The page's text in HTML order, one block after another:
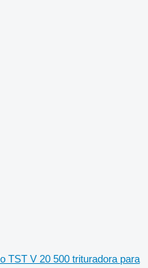
TST V 20 500 trituradora para